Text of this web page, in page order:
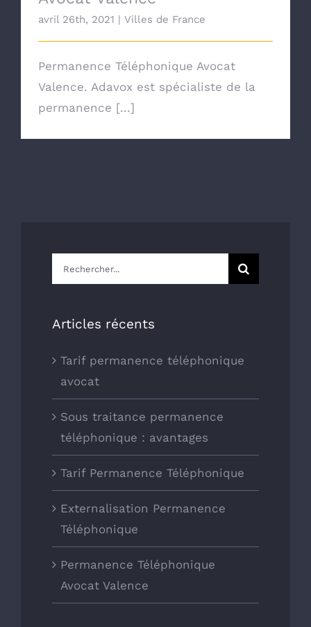
avril 26th, 2021 | Villes de France
Permanence Téléphonique Avocat
Valence. Adavox est spécialiste de la
permanence [...]
Rechercher:
Articles récents
Tarif permanence téléphonique
avocat
Sous traitance permanence
téléphonique : avantages
Tarif Permanence Téléphonique
Externalisation Permanence
Téléphonique
Permanence Téléphonique
Avocat Valence